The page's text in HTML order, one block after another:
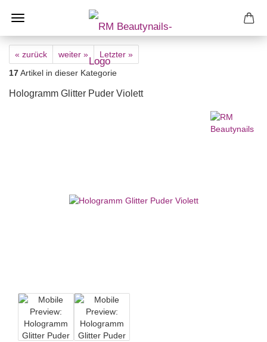
« zurück weiter »
Letzter »
17Artikel in dieser Kategorie
Hologramm Glitter Puder Violett